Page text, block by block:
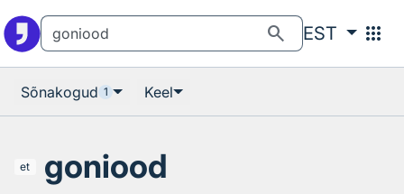
search EST apps
Sõnakogud 1 Keel
et goniood